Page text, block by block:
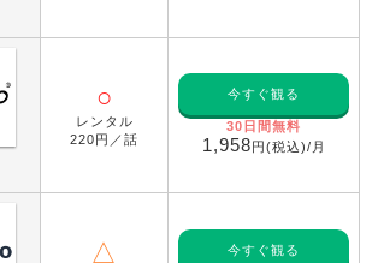
○
レンタル
220円／話
今すぐ観る
30日間無料
1,958円(税込)/月
△ 今すぐ観る